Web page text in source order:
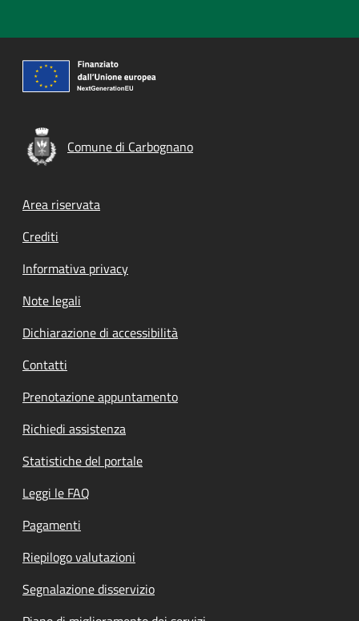
Comune di Carbognano
Footer menu
Area riservata
Crediti
Informativa privacy
Note legali
Dichiarazione di accessibilità
Contatti
Prenotazione appuntamento
Richiedi assistenza
Statistiche del portale
Leggi le FAQ
Pagamenti
Riepilogo valutazioni
Segnalazione disservizio